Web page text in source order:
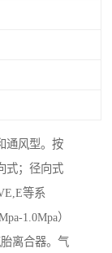
通风型。按
式；径向式
等系
1.0Mpa）
离合器。气